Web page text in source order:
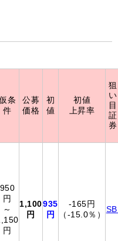
条
件
公募
価格
初
値
初値
上昇率
狙
い
目
証
券
950
円
～
円
1,100
円
935
円
-165円
（-15.0％）